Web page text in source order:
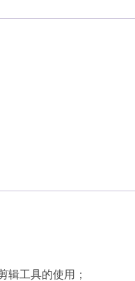
辑工具的使用；